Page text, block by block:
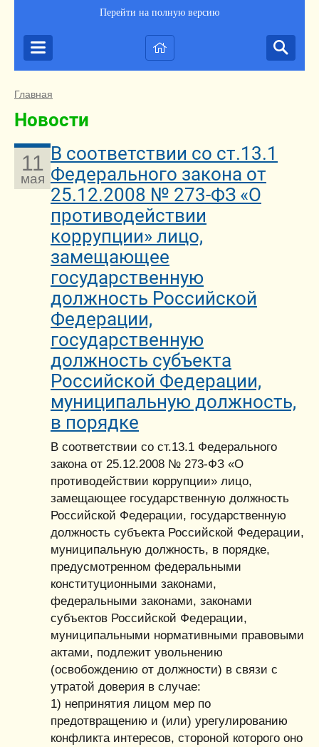
Перейти на полную версию
Главная
Новости
11
мая
В соответствии со ст.13.1
Федерального закона от
25.12.2008 № 273-ФЗ «О
противодействии
коррупции» лицо,
замещающее
государственную
должность Российской
Федерации,
государственную
должность субъекта
Российской Федерации,
муниципальную должность,
в порядке
В соответствии со ст.13.1 Федерального
закона от 25.12.2008 № 273-ФЗ «О
противодействии коррупции» лицо,
замещающее государственную должность
Российской Федерации, государственную
должность субъекта Российской Федерации,
муниципальную должность, в порядке,
предусмотренном федеральными
конституционными законами,
федеральными законами, законами
субъектов Российской Федерации,
муниципальными нормативными правовыми
актами, подлежит увольнению
(освобождению от должности) в связи с
утратой доверия в случае:
1) непринятия лицом мер по
предотвращению и (или) урегулированию
конфликта интересов, стороной которого оно